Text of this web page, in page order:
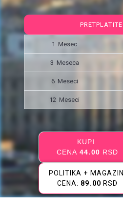
1 Mesec
3 Meseca
6 Meseci
12 Meseci
KUPI
CENA44.00 RSD
POLITIKA + MAGAZIN
CENA: 89.00 RSD